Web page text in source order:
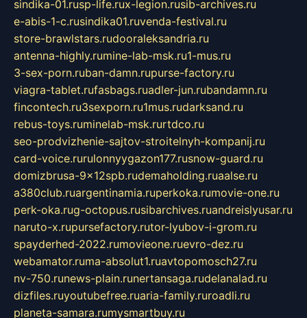
sindika-01.rusp-life.rux-legion.rusib-archives.ru
e-abis-1-c.rusindika01.ruvenda-festival.ru
store-brawlstars.rudooraleksandria.ru
antenna-highly.rumine-lab-msk.ru1-mus.ru
3-sex-porn.ruban-damn.rupurse-factory.ru
viagra-tablet.rufasbags.ruadler-jun.rubandamn.ru
fincontech.ru3sexporn.ru1mus.rudarksand.ru
rebus-toys.ruminelab-msk.rurtdco.ru
seo-prodvizhenie-sajtov-stroitelnyh-kompanij.ru
card-voice.rurulonnyygazon177.rusnow-guard.ru
domizbrusa-9x12spb.rudemaholding.ruaalse.ru
a380club.ruargentinamia.ruperkoka.rumovie-one.ru
perk-oka.rug-octopus.rusibarchives.ruandreislyusar.ru
naruto-x.rupursefactory.rutor-lyubov-i-grom.ru
spayderhed-2022.rumovieone.ruevro-dez.ru
webamator.ruma-absolut1.ruavtopomosch27.ru
nv-750.runews-plain.runertansaga.rudelanalad.ru
dizfiles.ruyoutubefree.ruaria-family.ruroadli.ru
planeta-samara.rumysmartbuy.ru